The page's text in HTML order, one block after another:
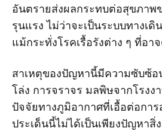
อันตรายส่งผลกระทบต่อสุขภาพ
รุนแรง ไม่ว่าจะเป็นระบบทางเ
แม้กระทั่งโรคเรื้อรังต่าง ๆ ที่อา
สาเหตุของปัญหานี้มีความซับซ้อ
โล่ง การจราจร มลพิษจากโรง
ปัจจัยทางภูมิอากาศที่เอื้อต่อกา
ประเด็นนี้ไม่ได้เป็นเพียงปัญหา